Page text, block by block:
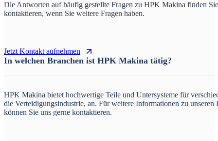
Die Antworten auf häufig gestellte Fragen zu HPK Makina finden
kontaktieren, wenn Sie weitere Fragen haben.
Jetzt Kontakt aufnehmen
In welchen Branchen ist HPK Makina tätig?
HPK Makina bietet hochwertige Teile und Untersysteme für
die Verteidigungsindustrie, an. Für weitere Informationen zu unseren
können Sie uns gerne kontaktieren.